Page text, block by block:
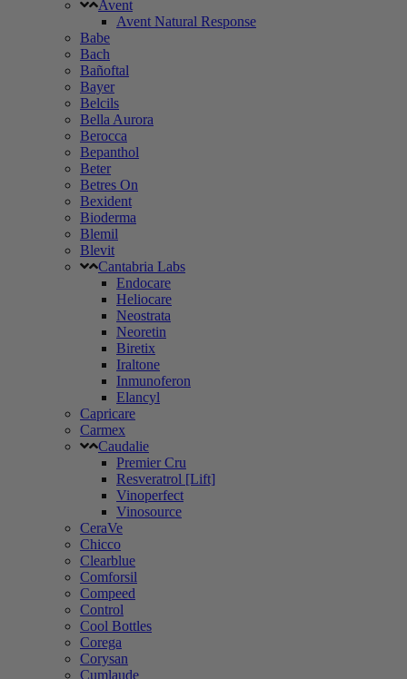
Avent
Avent Natural Response
Babe
Bach
Bañoftal
Bayer
Belcils
Bella Aurora
Berocca
Bepanthol
Beter
Betres On
Bexident
Bioderma
Blemil
Blevit
Cantabria Labs
Endocare
Heliocare
Neostrata
Neoretin
Biretix
Iraltone
Inmunoferon
Elancyl
Capricare
Carmex
Caudalie
Premier Cru
Resveratrol [Lift]
Vinoperfect
Vinosource
CeraVe
Chicco
Clearblue
Comforsil
Compeed
Control
Cool Bottles
Corega
Corysan
Cumlaude